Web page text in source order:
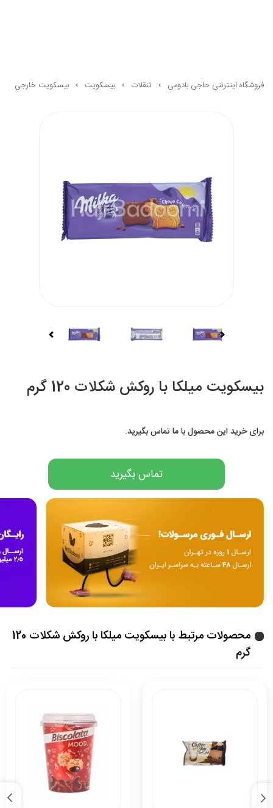
فروشگاه اینترنتی حاجی بادومی تنقلات بیسکویت بیسکویت خارجی
بیسکویت میلکا با روکش شکلات 120 گرم
برای خرید این محصول با ما تماس بگیرید.
تماس بگیرید
محصولات مرتبط با بیسکویت میلکا با روکش شکلات 120
گرم